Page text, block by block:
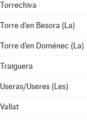
Torrechiva
Torre d'en Besora (La)
Torre d'en Doménec (La)
Traiguera
Useras/Useres (Les)
Vallat